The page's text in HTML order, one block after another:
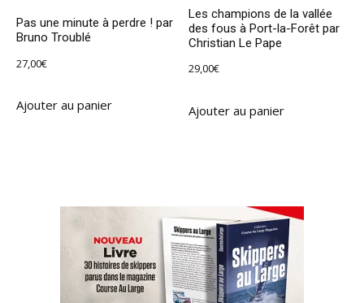
Pas une minute à perdre ! par
Bruno Troublé
27,00€
Ajouter au panier
Les champions de la vallée
des fous à Port-la-Forêt par
Christian Le Pape
29,00€
Ajouter au panier